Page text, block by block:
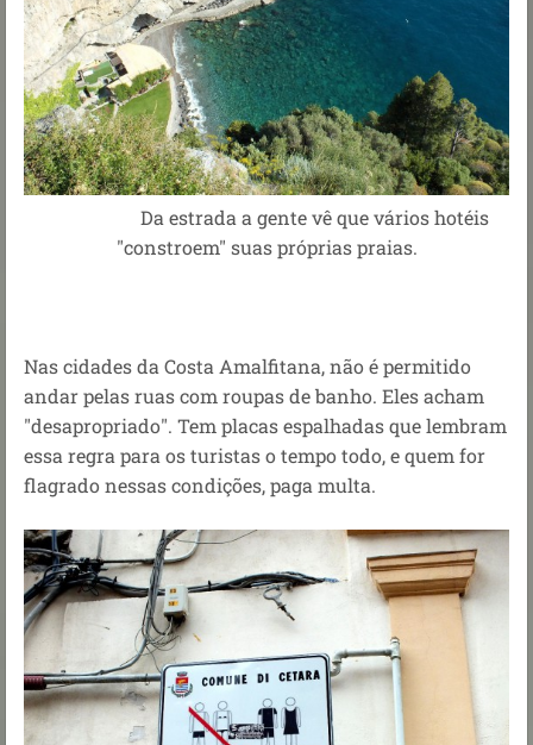
Da estrada a gente vê que vários hotéis
"constroem" suas próprias praias.
Nas cidades da Costa Amalfitana, não é permitido
andar pelas ruas com roupas de banho. Eles acham
"desapropriado". Tem placas espalhadas que lembram
essa regra para os turistas o tempo todo, e quem for
flagrado nessas condições, paga multa.